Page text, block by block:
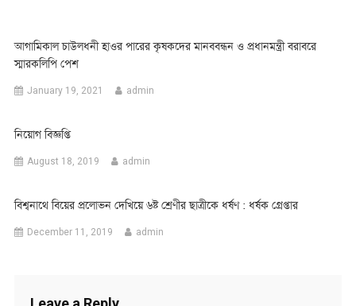
আগামিকাল চাউলধনী হাওর পারের কৃষকদের মানববন্ধন ও প্রধানমন্ত্রী বরাবরে
স্মারকলিপি পেশ
January 19, 2021 admin
নিয়োগ বিজ্ঞপ্তি
August 18, 2019 admin
বিশ্বনাথে বিয়ের প্রলোভন দেখিয়ে ৬ষ্ট শ্রেণীর ছাত্রীকে ধর্ষণ : ধর্ষক গ্রেপ্তার
December 11, 2019 admin